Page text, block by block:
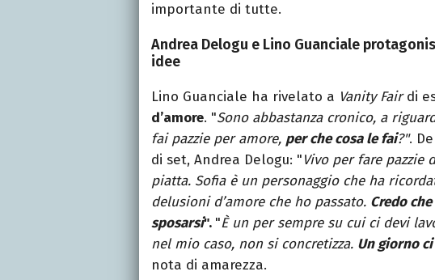
importante di tutte.
Andrea Delogu e Lino Guanciale
idee
Lino Guanciale ha rivelato a Vanity Fairdi
d’amore. "Sono abbastanza cronico, a
fai pazzie per amore, per che cosa le fai?".
di set, Andrea Delogu: "Vivo per fare pazzie
piatta. Sofia è un personaggio che ha
delusioni d’amore che ho passato. Credo
sposarsi". "È un per sempre su cui ci devi
nel mio caso, non si concretizza. Un giorno
nota di amarezza.